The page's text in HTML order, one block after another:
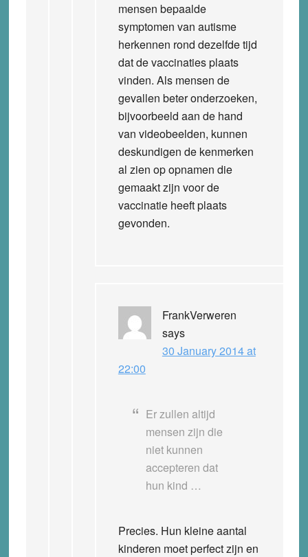
mensen bepaalde
symptomen van autisme
herkennen rond dezelfde tijd
dat de vaccinaties plaats
vinden. Als mensen de
gevallen beter onderzoeken,
bijvoorbeeld aan de hand
van videobeelden, kunnen
deskundigen de kenmerken
al zien op opnamen die
gemaakt zijn voor de
vaccinatie heeft plaats
gevonden.
FrankVerweren
says
30 January 2014 at
22:00
Er zullen altijd
mensen zijn die
niet kunnen
accepteren dat
hun kind …
Precies. Hun kleine aantal
kinderen moet perfect zijn en